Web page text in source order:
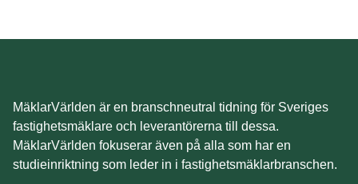
MäklarVärlden är en branschneutral tidning för Sveriges
fastighetsmäklare och leverantörerna till dessa.
MäklarVärlden fokuserar även på alla som har en
studieinriktning som leder in i fastighetsmäklarbranschen.